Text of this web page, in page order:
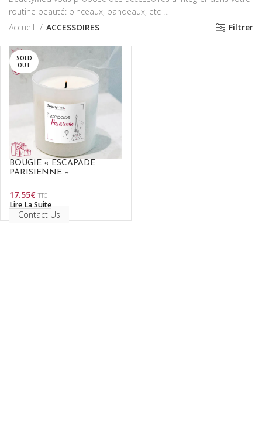
routine beauté: pinceaux, bandeaux, etc …
Accueil
ACCESSOIRES Filtrer
SOLD
OUT
BOUGIE « ESCAPADE
PARISIENNE »
17.55€ TTC
Lire La Suite
Contact Us